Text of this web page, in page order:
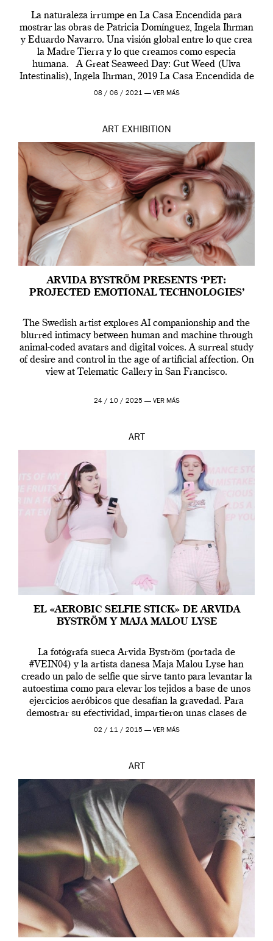
La naturaleza irrumpe en La Casa Encendida para
mostrar las obras de Patricia Domínguez, Ingela Ihrman
y Eduardo Navarro. Una visión global entre lo que crea
la Madre Tierra y lo que creamos como especia
humana. A Great Seaweed Day: Gut Weed (Ulva
Intestinalis), Ingela Ihrman, 2019 La Casa Encendida de
Madrid y la Wellcome […]
08 / 06 / 2021 — VER MÁS
ART EXHIBITION
ARVIDA BYSTRÖM PRESENTS ‘PET:
PROJECTED EMOTIONAL TECHNOLOGIES’
The Swedish artist explores AI companionship and the
blurred intimacy between human and machine through
animal-coded avatars and digital voices. A surreal study
of desire and control in the age of artificial affection. On
view at Telematic Gallery in San Francisco.
24 / 10 / 2025 — VER MÁS
ART
EL «AEROBIC SELFIE STICK» DE ARVIDA
BYSTRÖM Y MAJA MALOU LYSE
La fotógrafa sueca Arvida Byström (portada de
#VEIN04) y la artista danesa Maja Malou Lyse han
creado un palo de selfie que sirve tanto para levantar la
autoestima como para elevar los tejidos a base de unos
ejercicios aeróbicos que desafían la gravedad. Para
demostrar su efectividad, impartieron unas clases de
prueba en el Tate […]
02 / 11 / 2015 — VER MÁS
ART